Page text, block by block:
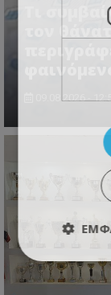
Τι
τον
09.08.2026 -